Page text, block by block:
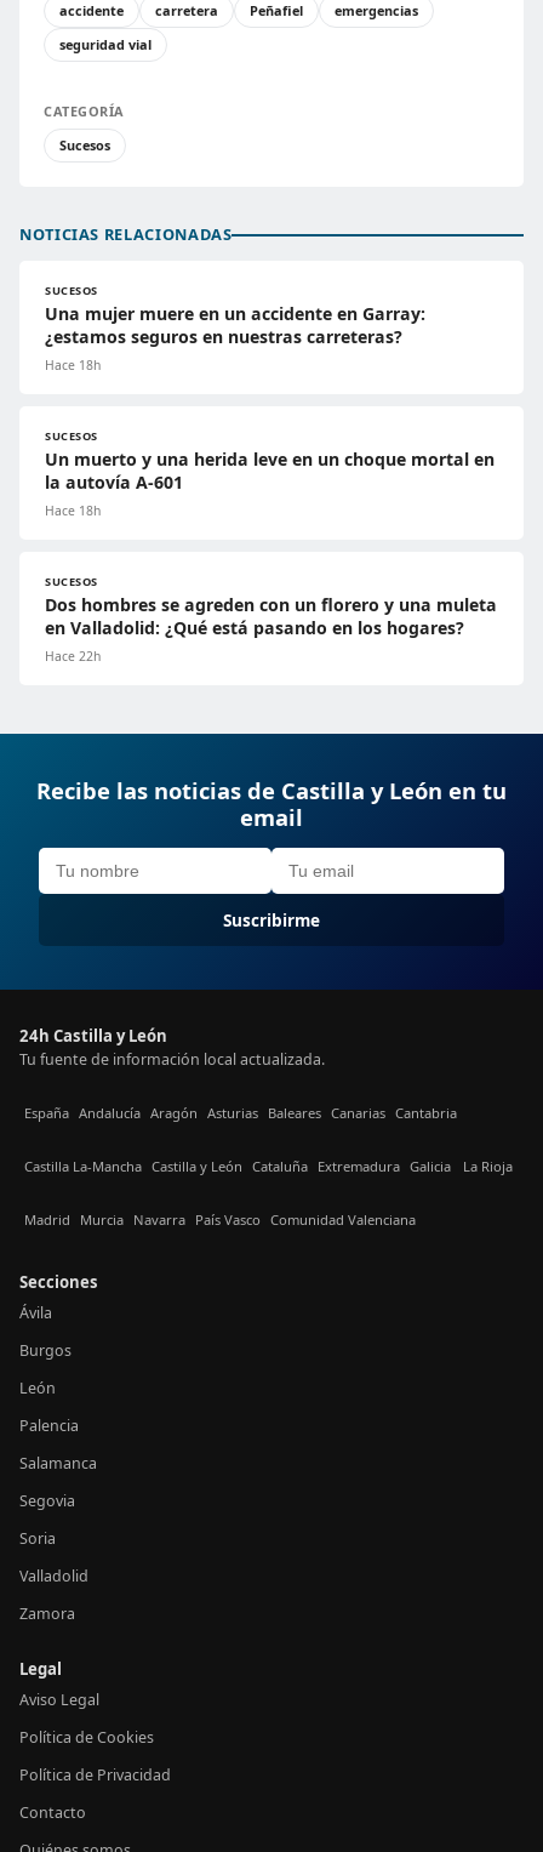
accidente
carretera Peñafiel
emergencias
seguridad vial
CATEGORÍA
Sucesos
NOTICIAS RELACIONADAS
SUCESOS
Una mujer muere en un accidente en Garray:
¿estamos seguros en nuestras carreteras?
Hace 18h
SUCESOS
Un muerto y una herida leve en un choque mortal en
la autovía A-601
Hace 18h
SUCESOS
Dos hombres se agreden con un florero y una muleta
en Valladolid: ¿Qué está pasando en los hogares?
Hace 22h
Recibe las noticias de Castilla y León en tu
email
Suscribirme
24h Castilla y León
Tu fuente de información local actualizada.
España Andalucía Aragón Asturias Baleares Canarias Cantabria
Castilla La-Mancha Castilla y León Cataluña Extremadura Galicia La Rioja
Madrid Murcia Navarra País Vasco Comunidad Valenciana
Secciones
Ávila
Burgos
León
Palencia
Salamanca
Segovia
Soria
Valladolid
Zamora
Legal
Aviso Legal
Política de Cookies
Política de Privacidad
Contacto